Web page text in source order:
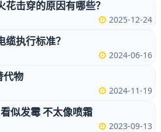
花击穿的原因有哪些？
2025-12-24
缆执行标准？
2024-06-16
代物
2024-11-19
似发霉 不太像喷霜
2023-09-13